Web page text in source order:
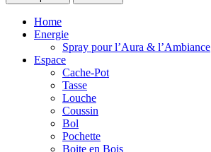
Home
Energie
Spray pour l’Aura & l’Ambiance
Espace
Cache-Pot
Tasse
Louche
Coussin
Bol
Pochette
Boite en Bois